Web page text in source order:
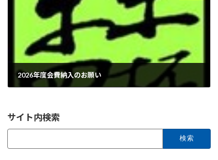
2026年度会費納入のお願い
サイト内検索
検